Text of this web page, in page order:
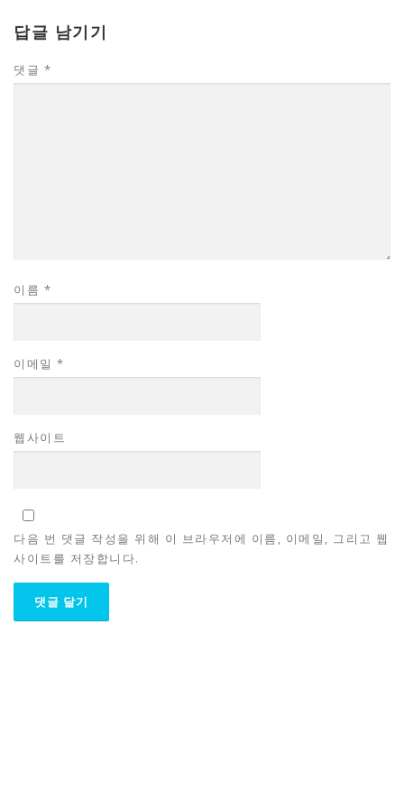
답글 남기기
댓글 *
이름 *
이메일 *
웹사이트
다음 번 댓글 작성을 위해 이 브라우저에 이름, 이메일, 그리고 웹
사이트를 저장합니다.